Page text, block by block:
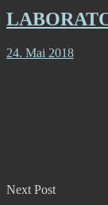
24. Mai 2018
Next Post